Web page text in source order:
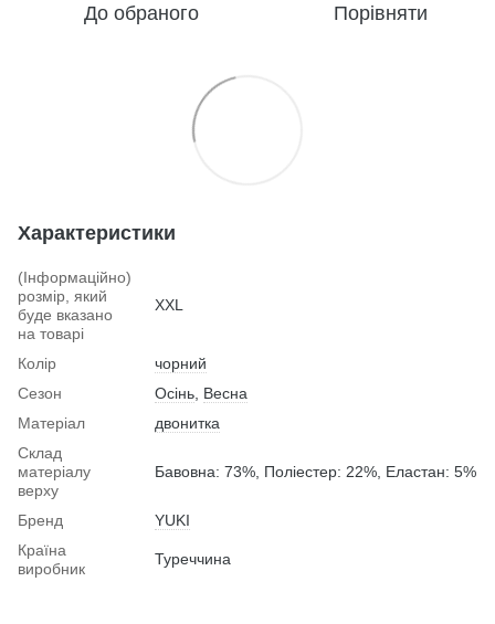
До обраного Порівняти
Характеристики
(Інформаційно)
розмір, який
буде вказано
на товарі
XXL
Колір
чорний
Сезон
Осінь Весна
Матеріал
двонитка
Склад
матеріалу
верху
Бавовна: 73%, Поліестер: 22%, Еластан: 5%
Бренд
YUKI
Країна
виробник
Туреччина